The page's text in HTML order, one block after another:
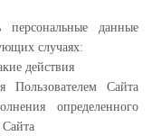
персональные данные
случаях:
действия
Пользователем Сайта
определенного
Сайта